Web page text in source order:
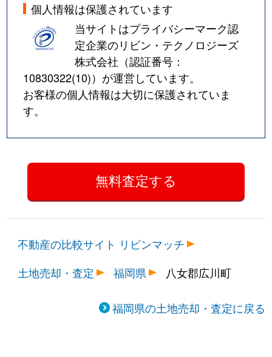
個人情報は保護されています
当サイトはプライバシーマーク認
定企業のリビン・テクノロジーズ
株式会社（認証番号：
10830322(10)）が運営しています。
お客様の個人情報は大切に保護されていま
す。
不動産の比較サイト リビンマッチ
土地売却・査定
福岡県 八女郡広川町
福岡県の土地売却・査定に戻る